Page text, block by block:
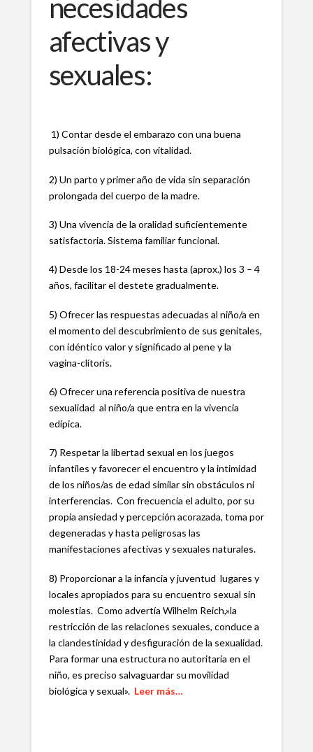
necesidades
afectivas y
sexuales:
1) Contar desde el embarazo con una buena
pulsación biológica, con vitalidad.
2) Un parto y primer año de vida sin separación
prolongada del cuerpo de la madre.
3) Una vivencia de la oralidad suficientemente
satisfactoria. Sistema familiar funcional.
4) Desde los 18-24 meses hasta (aprox.) los 3 – 4
años, facilitar el destete gradualmente.
5) Ofrecer las respuestas adecuadas al niño/a en
el momento del descubrimiento de sus genitales,
con idéntico valor y significado al pene y la
vagina-clítoris.
6) Ofrecer una referencia positiva de nuestra
sexualidad al niño/a que entra en la vivencia
edípica.
7) Respetar la libertad sexual en los juegos
infantiles y favorecer el encuentro y la intimidad
de los niños/as de edad similar sin obstáculos ni
interferencias. Con frecuencia el adulto, por su
propia ansiedad y percepción acorazada, toma por
degeneradas y hasta peligrosas las
manifestaciones afectivas y sexuales naturales.
8) Proporcionar a la infancia y juventud lugares y
locales apropiados para su encuentro sexual sin
molestias. Como advertía Wilhelm Reich,»la
restricción de las relaciones sexuales, conduce a
la clandestinidad y desfiguración de la sexualidad.
Para formar una estructura no autoritaria en el
niño, es preciso salvaguardar su movilidad
biológica y sexual». Leer más…